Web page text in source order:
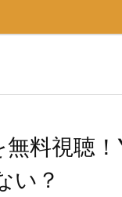
料視聴
い？